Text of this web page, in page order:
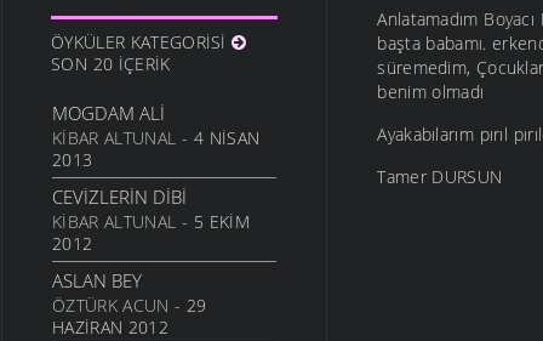
ÖYKÜLER KATEGORISI
SON 20 İÇERIK
MOGDAM ALI
KIBAR ALTUNAL - 4 NISAN
2013
CEVIZLERIN DIBI
KIBAR ALTUNAL - 5 EKIM
2012
ASLAN BEY
ÖZTÜRK ACUN - 29
HAZIRAN 2012
Anlatamadım
başta babamı.
süremedim,
benim olmadı
Ayakabılarım pırıl
Tamer DURSUN